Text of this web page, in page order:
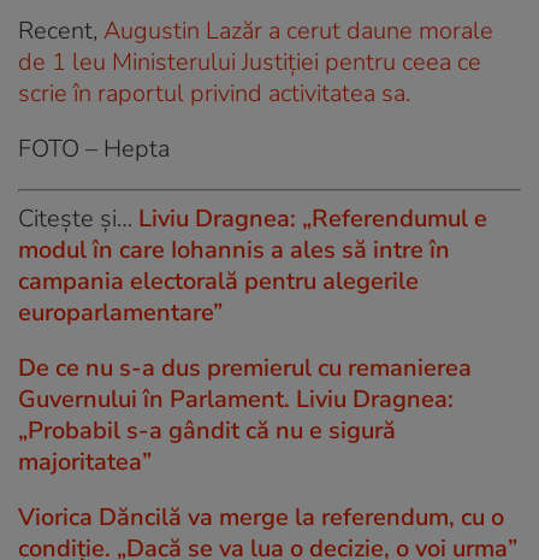
Recent, Augustin Lazăr a cerut daune morale
de 1 leu Ministerului Justiţiei pentru ceea ce
scrie în raportul privind activitatea sa.
FOTO – Hepta
Citește și… Liviu Dragnea: „Referendumul e
modul în care Iohannis a ales să intre în
campania electorală pentru alegerile
europarlamentare”
De ce nu s-a dus premierul cu remanierea
Guvernului în Parlament. Liviu Dragnea:
„Probabil s-a gândit că nu e sigură
majoritatea”
Viorica Dăncilă va merge la referendum, cu o
condiție. „Dacă se va lua o decizie, o voi urma”